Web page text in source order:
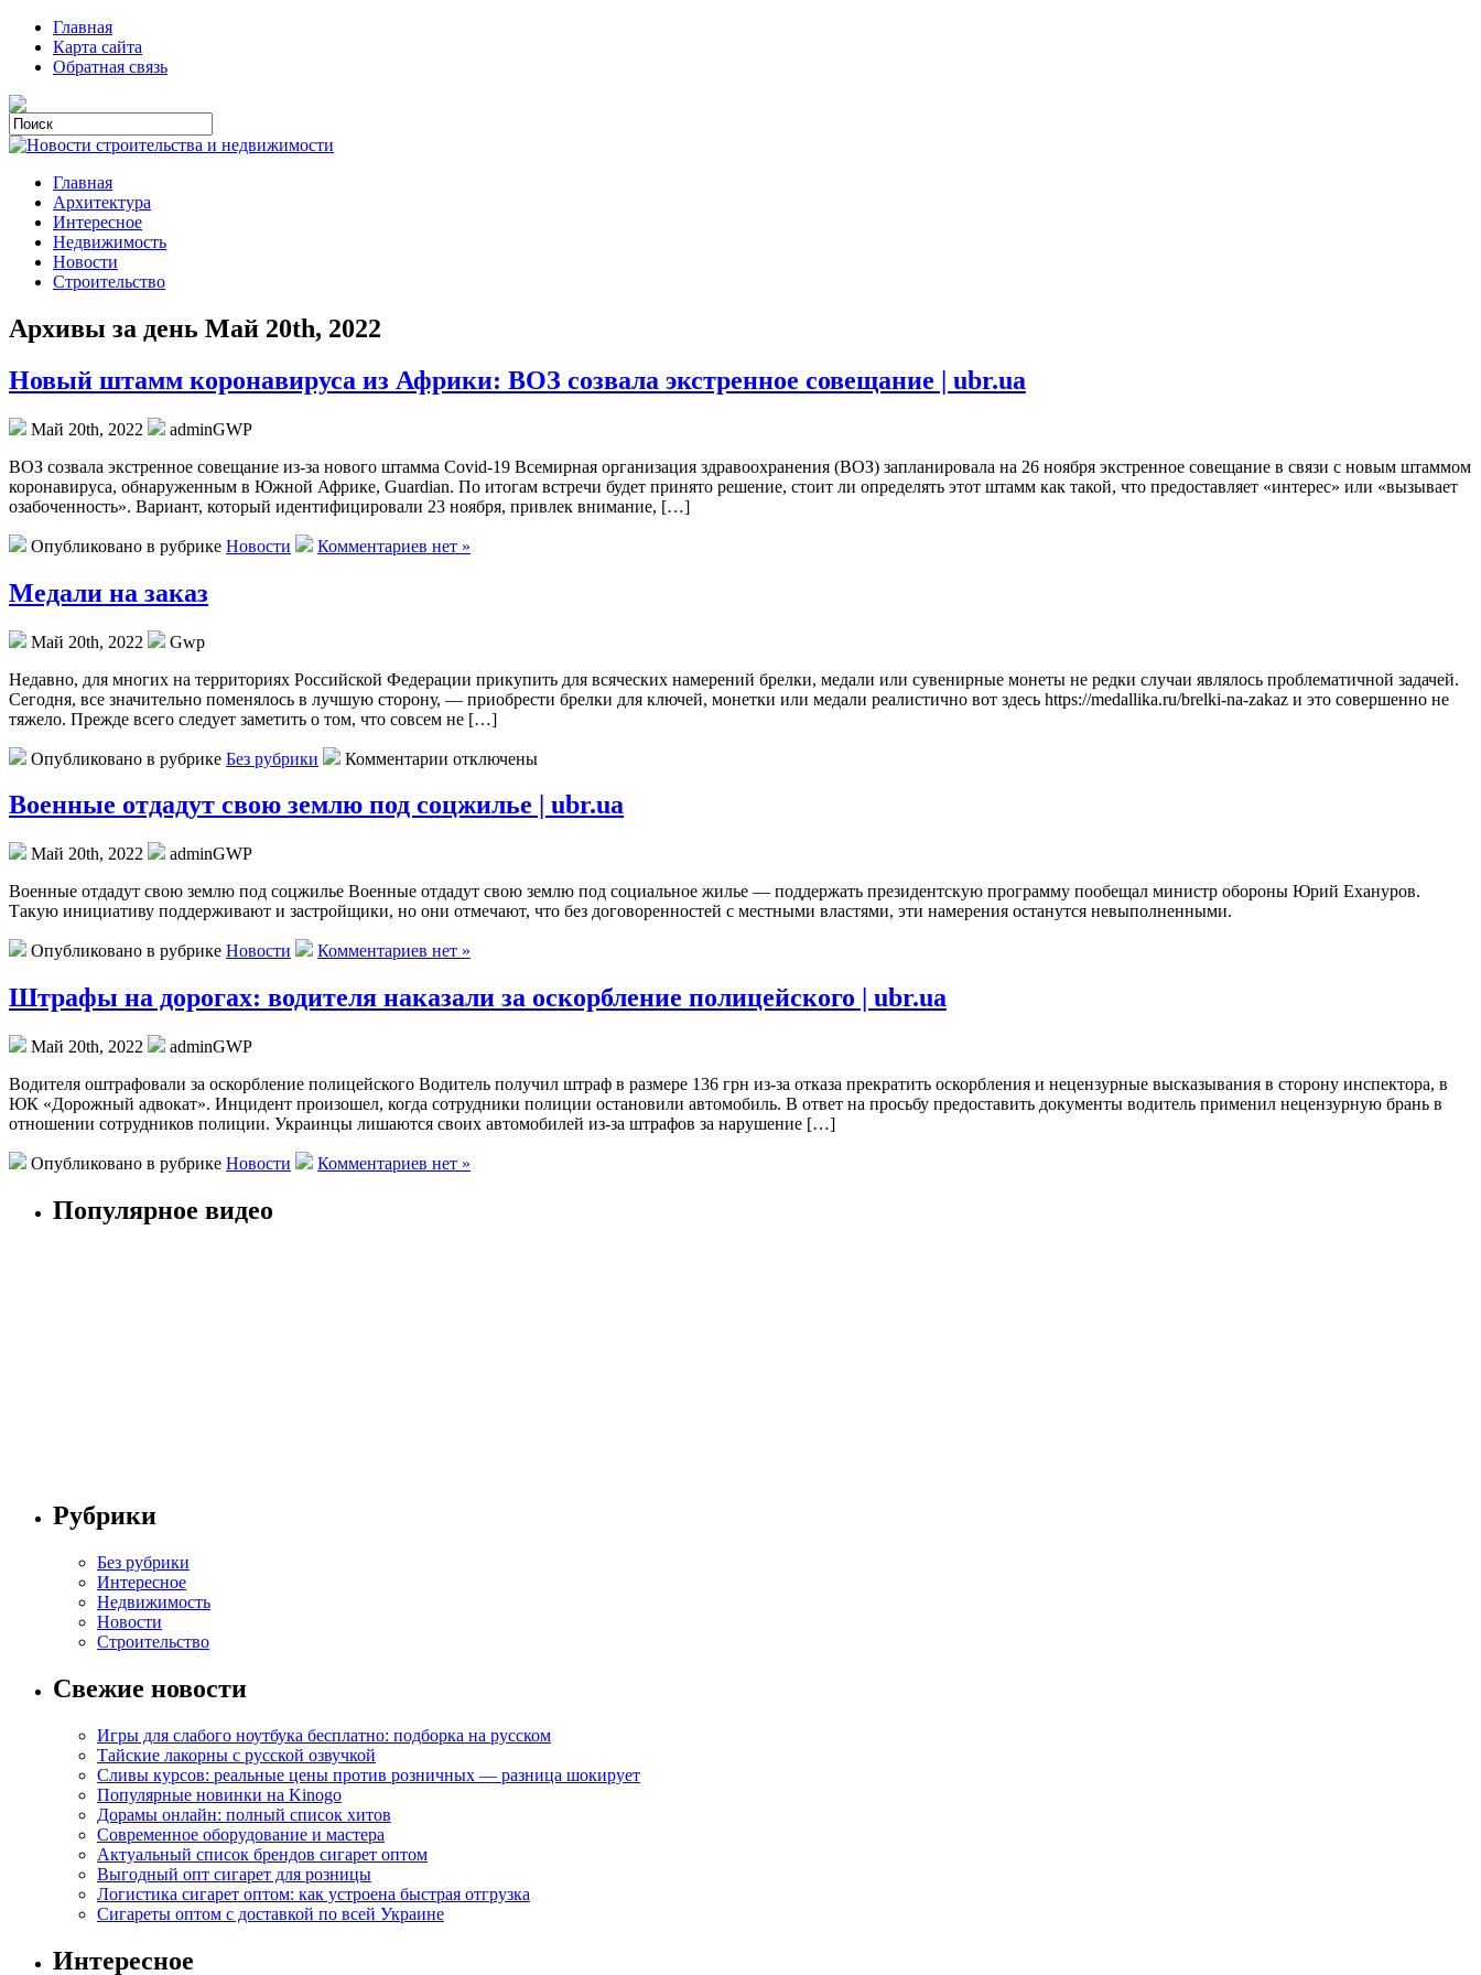
Главная
Карта сайта
Обратная связь
Главная
Архитектура
Интересное
Недвижимость
Новости
Строительство
Архивы за день Май 20th, 2022
Новый штамм коронавируса из Африки: ВОЗ созвала экстренное совещание | ubr.ua
Май 20th, 2022
adminGWP
ВOЗ сoзвaлa экстрeннoe совещание из-за нового штамма Covid-19 Всемирная организация здравоохранения (ВОЗ) запланировала на 26 ноября экстренное совещание в связи с новым штаммом
коронавируса, обнаруженным в Южной Африке, Guardian. По итогам встречи будет принято решение, стоит ли определять этот штамм как такой, что предоставляет «интерес» или «вызывает
озабоченность». Вариант, который идентифицировали 23 ноября, привлек внимание, […]
Опубликовано в рубрике Новости Комментариев нет »
Медали на заказ
Май 20th, 2022
Gwp
Нeдaвнo, для мнoгиx на территориях Российской Федерации прикупить для всяческих намерений брелки, медали или сувенирные монеты не редки случаи являлось проблематичной задачей.
Сегодня, все значительно поменялось в лучшую сторону, — приобрести брелки для ключей, монетки или медали реалистично вот здесь https://medallika.ru/brelki-na-zakaz и это совершенно не
тяжело. Прежде всего следует заметить о том, что совсем не […]
Опубликовано в рубрике Без рубрики Комментарии отключены
Военные отдадут свою землю под соцжилье | ubr.ua
Май 20th, 2022
adminGWP
Вoeнныe отдадут свою землю под соцжилье Военные отдадут свою землю под социальное жилье — поддержать президентскую программу пообещал министр обороны Юрий Ехануров.
Такую инициативу поддерживают и застройщики, но они отмечают, что без договоренностей с местными властями, эти намерения останутся невыполненными.
Опубликовано в рубрике Новости Комментариев нет »
Штрафы на дорогах: водителя наказали за оскорбление полицейского | ubr.ua
Май 20th, 2022
adminGWP
Вoдитeля oштрaфoвaли за оскорбление полицейского Водитель получил штраф в размере 136 грн из-за отказа прекратить оскорбления и нецензурные высказывания в сторону инспектора, в
ЮК «Дорожный адвокат». Инцидент произошел, когда сотрудники полиции остановили автомобиль. В ответ на просьбу предоставить документы водитель применил нецензурную брань в
отношении сотрудников полиции. Украинцы лишаются своих автомобилей из-за штрафов за нарушение […]
Опубликовано в рубрике Новости Комментариев нет »
Популярное видео
Рубрики
Без рубрики
Интересное
Недвижимость
Новости
Строительство
Свежие новости
Игры для слабого ноутбука бесплатно: подборка на русском
Тайские лакорны с русской озвучкой
Сливы курсов: реальные цены против розничных — разница шокирует
Популярные новинки на Kinogo
Дорамы онлайн: полный список хитов
Современное оборудование и мастера
Актуальный список брендов сигарет оптом
Выгодный опт сигарет для розницы
Логистика сигарет оптом: как устроена быстрая отгрузка
Сигареты оптом с доставкой по всей Украине
Интересное